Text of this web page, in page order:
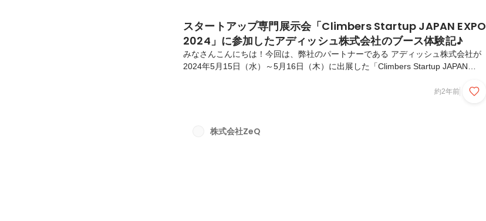
スタートアップ専門展示会「Climbers Startup JAPAN EXPO
2024」に参加したアディッシュ株式会社のブース体験記♪
みなさんこんにちは！今回は、弊社のパートナーである アディッシュ株式会社が
2024年5月15日（水）～5月16日（木）に出展した「Climbers Startup JAPAN
魅力カスタマーサクセスの無料相談ブース「CS STUDIO」アディッシュのブース
なアドバイスを提供していました。皆さん真剣に相談していて、活気があって素晴
約2年前
株式会社ZeQ